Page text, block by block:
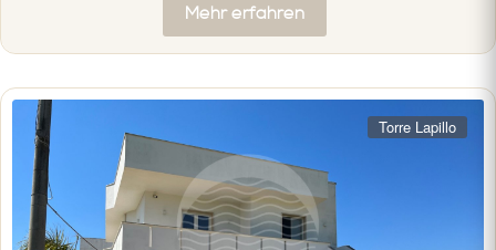
Mehr erfahren
Torre Lapillo